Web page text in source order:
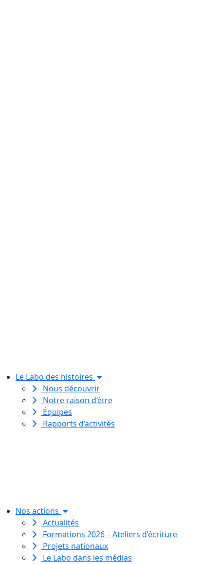
Le Labo des histoires
Nous découvrir
Notre raison d’être
Équipes
Rapports d’activités
Nos actions
Actualités
Formations 2026 – Ateliers d’écriture
Projets nationaux
Le Labo dans les médias